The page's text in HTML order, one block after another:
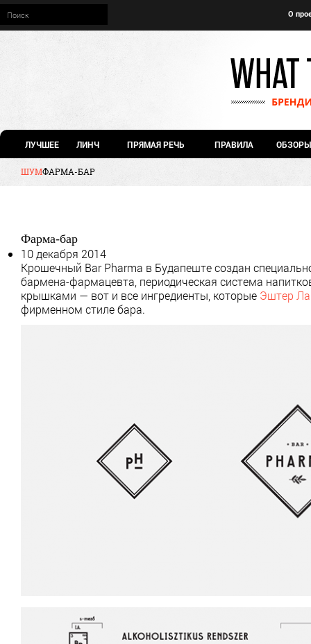
О
ЛУЧШЕЕ ЛИНЧ ПРЯМАЯ РЕЧЬ ПРАВИЛА ОБЗОРЫ
ШУМФАРМА-БАР
Фарма-бар
10 декабря 2014
Крошечный Bar Pharma в Будапеште создан
бармена-фармацевта, периодическая система
крышками — вот и все ингредиенты, которые Эштер
фирменном стиле бара.